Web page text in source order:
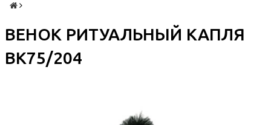
ВЕНОК РИТУАЛЬНЫЙ КАПЛЯ
ВК75/204